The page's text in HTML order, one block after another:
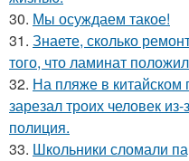
30. Мы осуждаем такое!
31. Знаете, сколько
того, что ламинат
32. На пляже в
зарезал троих человек
полиция.
33. Школьники сломали